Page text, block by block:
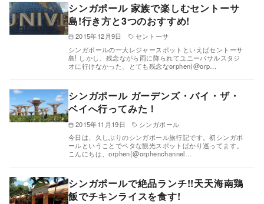
シンガポール 家族で楽しむセントーサ
島!行き方と3つのおすすめ!
2015年12月9日
セントーサ
シンガポールの一大レジャースポットといえばセントーサ
島! しかし、残念ながら雨に降られてユニーバサルスタジ
オに行けなかった、とても残念なorphen(@orp…
シンガポール ガーデンズ・バイ・ザ・
ベイへ行ってみた！
2015年11月19日
シンガポール
今日は、久しぶりのシンガポール旅行記です。初シンガポ
ールということでベタな観光スポットばかり巡ってます。
こんにちは、orphen(@orphenchannel…
シンガポールで絶品ランチ!!天天海南鶏
飯でチキンライスを食す!